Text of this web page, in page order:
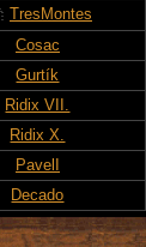
TresMontes
Cosac
Gurtík
Ridix VII.
Ridix X.
PavelI
Decado